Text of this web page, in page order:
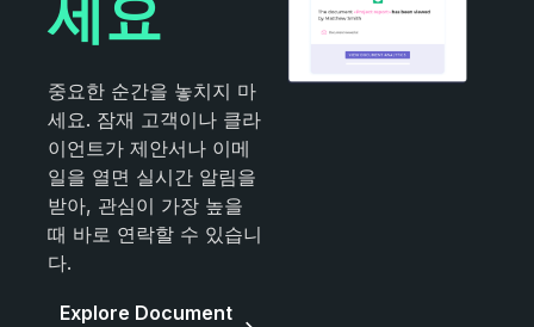
세요
중요한 순간을 놓치지 마
세요. 잠재 고객이나 클라
이언트가 제안서나 이메
일을 열면 실시간 알림을
받아, 관심이 가장 높을
때 바로 연락할 수 있습니
다.
Explore Document